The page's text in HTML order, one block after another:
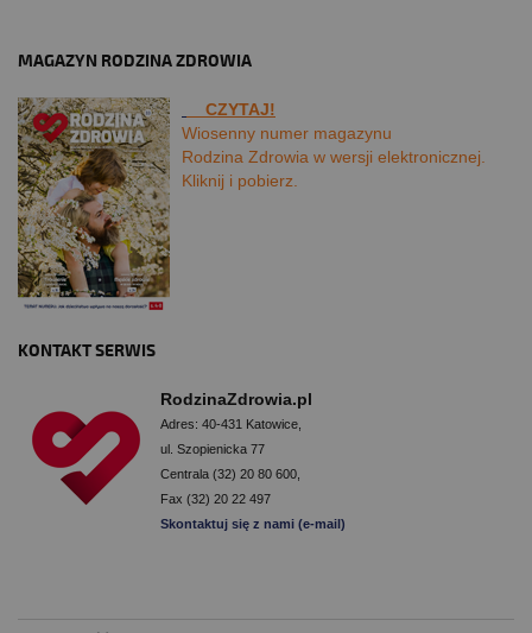
MAGAZYN RODZINA ZDROWIA
CZYTAJ!
Wiosenny numer magazynu
Rodzina Zdrowia w wersji elektronicznej.
Kliknij i pobierz.
KONTAKT SERWIS
RodzinaZdrowia.pl
Adres: 40-431 Katowice,
ul. Szopienicka 77
Centrala (32) 20 80 600,
Fax (32) 20 22 497
Skontaktuj się z nami (e-mail)